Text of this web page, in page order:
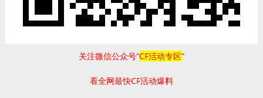
关注微信公众号“CF活动专区”
看全网最快CF活动爆料